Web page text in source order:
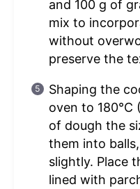
and 100 g of
mix to
without
preserve the
Shaping the
oven to 180°C
of dough the
them into
slightly. Place
lined with